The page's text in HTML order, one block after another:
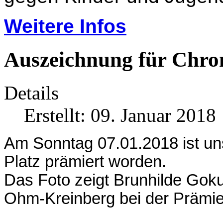
Weitere Infos
Auszeichnung für
Details
Erstellt: 09. Januar 2018
Am Sonntag 07.01.2018 ist
Platz prämiert worden.
Das Foto zeigt Brunhilde
Ohm-Kreinberg bei der